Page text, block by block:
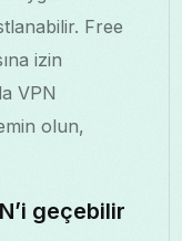
Free
izin
VPN
olun,
geçebilir